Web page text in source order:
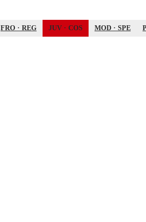
FRO · REG JUV · COS MOD · SPE